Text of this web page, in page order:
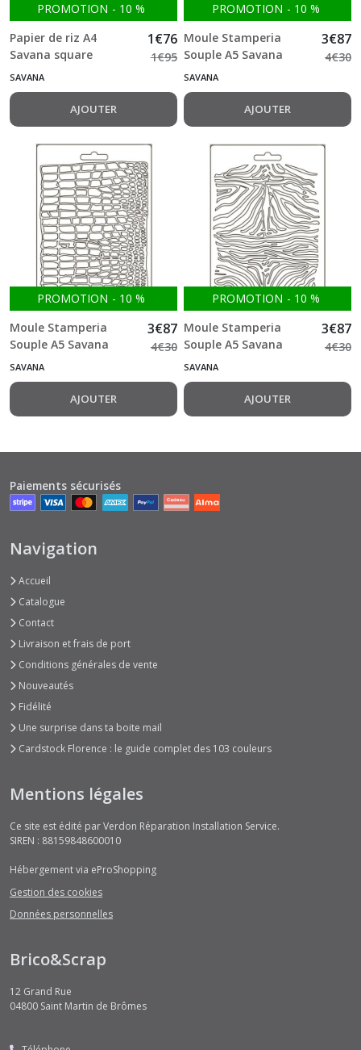
PROMOTION - 10 %
Papier de riz A4
Savana square
1€76
1€95
SAVANA
AJOUTER
PROMOTION - 10 %
Moule Stamperia
Souple A5 Savana
crackle pattern
3€87
4€30
SAVANA
AJOUTER
PROMOTION - 10 %
Moule Stamperia
Souple A5 Savana
Crocodile pattern
3€87
4€30
SAVANA
AJOUTER
PROMOTION - 10 %
Moule Stamperia
Souple A5 Savana
zebra pattern
3€87
4€30
SAVANA
AJOUTER
Paiements sécurisés
Navigation
Accueil
Catalogue
Contact
Livraison et frais de port
Conditions générales de vente
Nouveautés
Fidélité
Une surprise dans ta boite mail
Cardstock Florence : le guide complet des 103 couleurs
Mentions légales
Ce site est édité par Verdon Réparation Installation Service.
SIREN : 88159848600010
Hébergement via eProShopping
Gestion des cookies
Données personnelles
Brico&Scrap
12 Grand Rue
04800 Saint Martin de Brômes